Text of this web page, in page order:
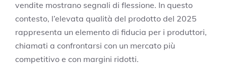
vendite mostrano segnali di flessione. In questo
contesto, l’elevata qualità del prodotto del 2025
rappresenta un elemento di fiducia per i produttori,
chiamati a confrontarsi con un mercato più
competitivo e con margini ridotti.